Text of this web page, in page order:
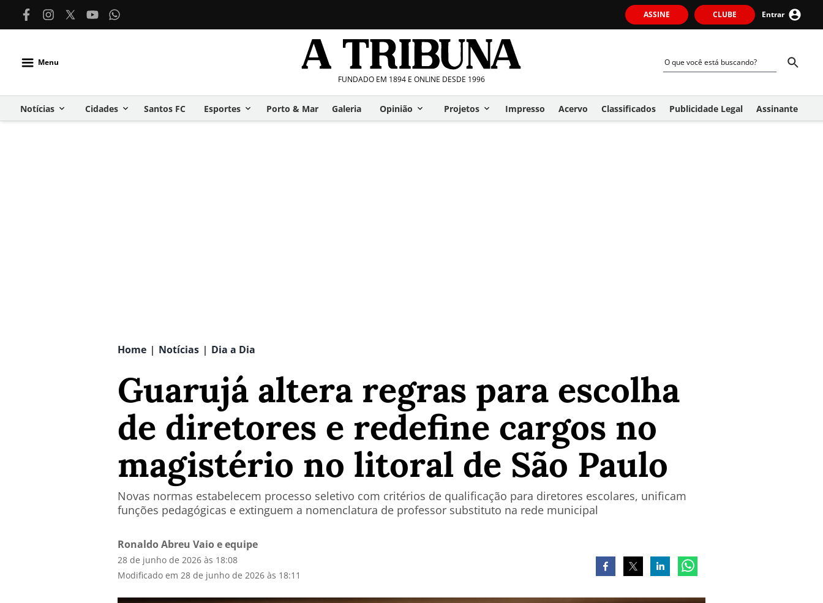
ASSINE CLUBE Entrar
Menu
FUNDADO EM 1894 E ONLINE DESDE 1996
Notícias Cidades Santos FC Esportes Porto & Mar Galeria Opinião Projetos Impresso Acervo Classificados Publicidade Legal Assinante
Home | Notícias | Dia a Dia
Guarujá altera regras para escolha
de diretores e redefine cargos no
magistério no litoral de São Paulo
Novas normas estabelecem processo seletivo com critérios de qualificação para diretores escolares, unificam
funções pedagógicas e extinguem a nomenclatura de professor substituto na rede municipal
Ronaldo Abreu Vaio e equipe
28 de junho de 2026 às 18:08
Modificado em 28 de junho de 2026 às 18:11